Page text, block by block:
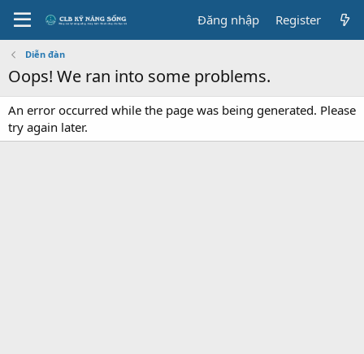
Đăng nhập Register
Diễn đàn
Oops! We ran into some problems.
An error occurred while the page was being generated. Please
try again later.